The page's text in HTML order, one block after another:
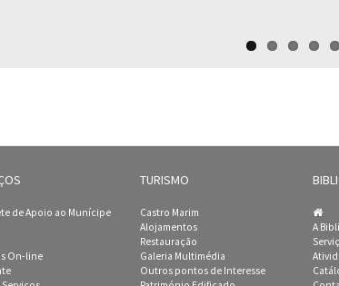
de Apoio ao Munícipe
On-line
TURISMO
Castro Marim
Alojamentos
Restauração
Galeria Multimédia
Outros pontos de Interesse
A